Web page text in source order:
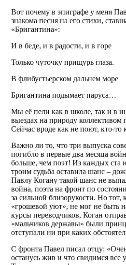
Вот почему в эпиграфе у меня
знакома песня на его стихи,
«Бригантина»:
И в беде, и в радости, и в горе
Только чуточку прищурь глаза.
В флибустьерском дальнем море
Бригантина подымает паруса…
Мы её пели как в школе, так и в
выездах на природу коллективом
Сейчас вроде как не поют, кто-то
Важно ли то, что три выпуска
погибло в первые два месяца
больше, чем поэт! Из каждых
троим судьба оставила шанс –
Павлу Когану такой шанс не
война, поэта на фронт по
за сильной близорукости. Но тот,
«грошевой уют», не мог не быть
курсы переводчиков, Коган
«мальчиков державы» были
отступали ни при каких
С фронта Павел писал отцу:
останусь жив и что свидимся все